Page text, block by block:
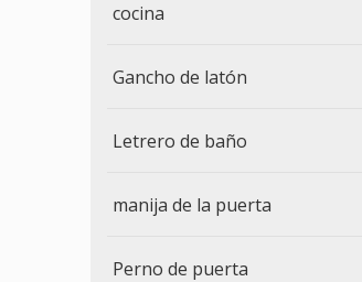
cocina
Gancho de latón
Letrero de baño
manija de la puerta
Perno de puerta